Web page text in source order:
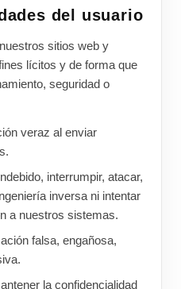
del usuario
sitios web y
lícitos y de forma que
seguridad o
veraz al enviar
interrumpir, atacar,
inversa ni intentar
a nuestros sistemas.
falsa, engañosa,
la confidencialidad